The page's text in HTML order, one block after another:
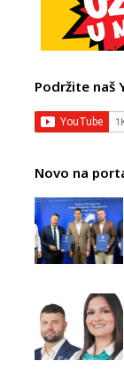
Podržite naš
Novo na